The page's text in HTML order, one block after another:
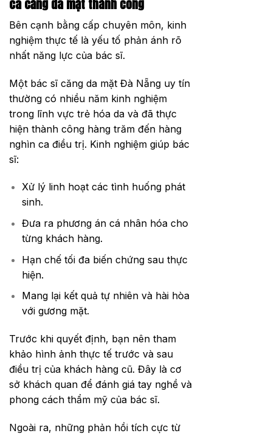
ca căng da mặt thành công
Bên cạnh bằng cấp chuyên môn, kinh
nghiệm thực tế là yếu tố phản ánh rõ
nhất năng lực của bác sĩ.
Một bác sĩ căng da mặt Đà Nẵng uy tín
thường có nhiều năm kinh nghiệm
trong lĩnh vực trẻ hóa da và đã thực
hiện thành công hàng trăm đến hàng
nghìn ca điều trị. Kinh nghiệm giúp bác
sĩ:
Xử lý linh hoạt các tình huống phát
sinh.
Đưa ra phương án cá nhân hóa cho
từng khách hàng.
Hạn chế tối đa biến chứng sau thực
hiện.
Mang lại kết quả tự nhiên và hài hòa
với gương mặt.
Trước khi quyết định, bạn nên tham
khảo hình ảnh thực tế trước và sau
điều trị của khách hàng cũ. Đây là cơ
sở khách quan để đánh giá tay nghề và
phong cách thẩm mỹ của bác sĩ.
Ngoài ra, những phản hồi tích cực từ